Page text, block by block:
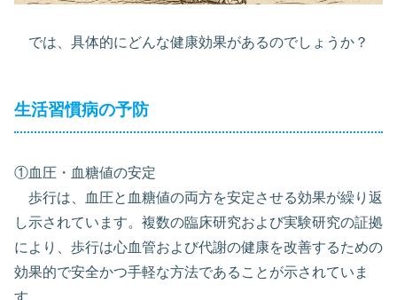
では、具体的にどんな健康効果があるのでしょうか？
生活習慣病の予防
①血圧・血糖値の安定
歩行は、血圧と血糖値の両方を安定させる効果が繰り返
し示されています。複数の臨床研究および実験研究の証拠
により、歩行は心血管および代謝の健康を改善するための
効果的で安全かつ手軽な方法であることが示されていま
す。